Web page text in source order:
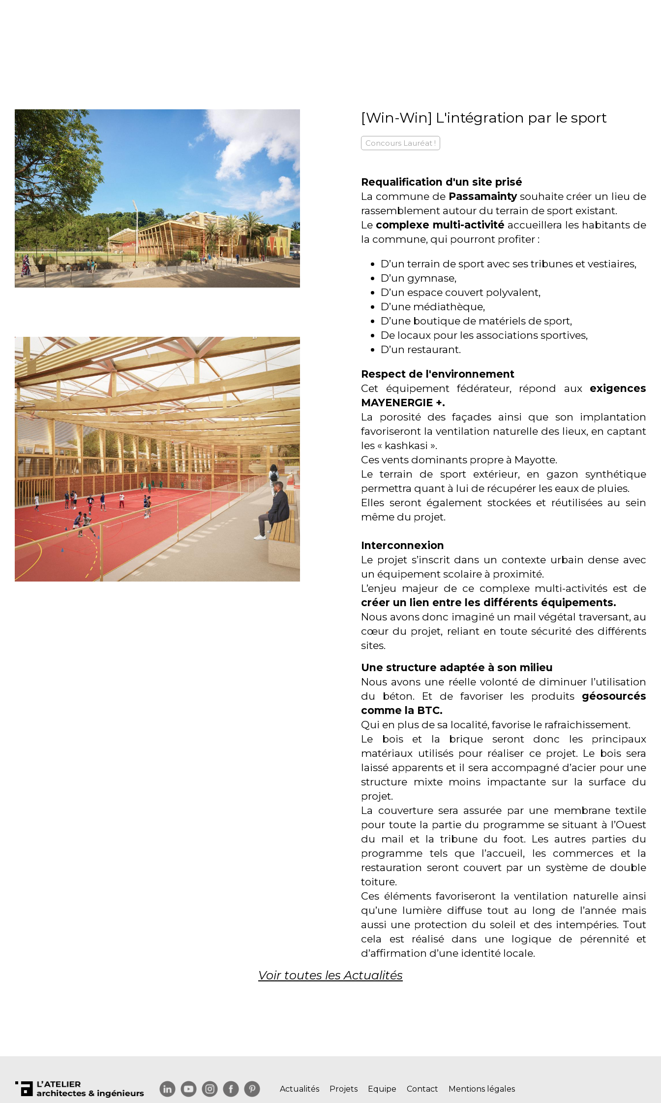
[Win-Win] L'intégration par le sport
Concours Lauréat !
Requalification d'un site prisé
La commune de Passamaintysouhaite créer un lieu de
rassemblement autour du terrain de sport existant.
Le complexe multi-activité accueillera les habitants de
la commune, qui pourront profiter :
D’un terrain de sport avec ses tribunes et vestiaires,
D’un gymnase,
D’un espace couvert polyvalent,
D’une médiathèque,
D’une boutique de matériels de sport,
De locaux pour les associations sportives,
D’un restaurant.
Respect de l'environnement
Cet équipement fédérateur, répond aux exigences
MAYENERGIE +.
La porosité des façades ainsi que son implantation
favoriseront la ventilation naturelle des lieux, en captant
les « kashkasi ».
Ces vents dominants propre à Mayotte.
Le terrain de sport extérieur, en gazon synthétique
permettra quant à lui de récupérer les eaux de pluies.
Elles seront également stockées et réutilisées au sein
même du projet.
Interconnexion
Le projet s’inscrit dans un contexte urbain dense avec
un équipement scolaire à proximité.
L’enjeu majeur de ce complexe multi-activités est de
créer un lien entre les différents équipements.
Nous avons donc imaginé un mail végétal traversant, au
cœur du projet, reliant en toute sécurité des différents
sites.
Une structure adaptée à son milieu
Nous avons une réelle volonté de diminuer l’utilisation
du béton. Et de favoriser les produits géosourcés
comme la BTC.
Qui en plus de sa localité, favorise le rafraichissement.
Le bois et la brique seront donc les principaux
matériaux utilisés pour réaliser ce projet. Le bois sera
laissé apparents et il sera accompagné d’acier pour une
structure mixte moins impactante sur la surface du
projet.
La couverture sera assurée par une membrane textile
pour toute la partie du programme se situant à l’Ouest
du mail et la tribune du foot. Les autres parties du
programme tels que l’accueil, les commerces et la
restauration seront couvert par un système de double
toiture.
Ces éléments favoriseront la ventilation naturelle ainsi
qu’une lumière diffuse tout au long de l’année mais
aussi une protection du soleil et des intempéries. Tout
cela est réalisé dans une logique de pérennité et
d’affirmation d’une identité locale.
Voir toutes les Actualités
Actualités Projets Equipe Contact Mentions légales